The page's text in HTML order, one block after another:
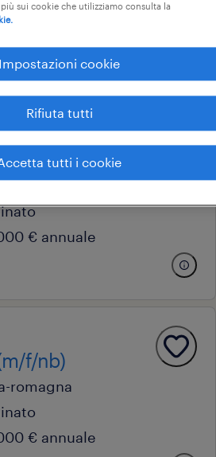
(f/m/nb)
romagna
€ annuale
f/nb)
romagna
€ annuale
sui cookie che utilizziamo consulta la
Impostazioni cookie
Rifiuta tutti
tutti i cookie